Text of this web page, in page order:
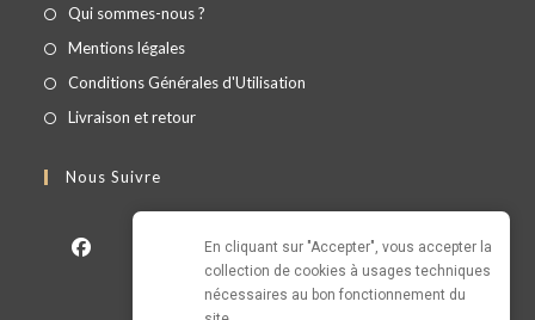
Qui sommes-nous ?
Mentions légales
Conditions Générales d'Utilisation
Livraison et retour
Nous Suivre
En cliquant sur "Accepter", vous accepter la
collection de cookies à usages techniques
nécessaires au bon fonctionnement du